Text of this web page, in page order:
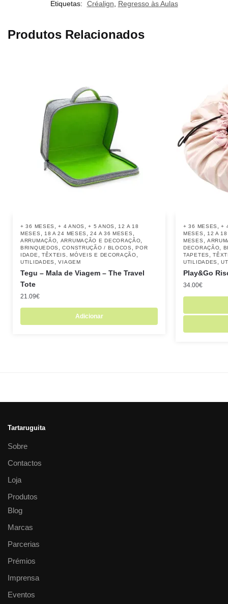
Etiquetas: Créalign Regresso às Aulas
Produtos Relacionados
+ 36 MESES ,+ 4 ANOS ,+ 5 ANOS
12 A 18
MESES
18 A 24 MESES ,24 A 36 MESES
ARRUMAÇÃO ARRUMAÇÃO E DECORAÇÃO
BRINQUEDOS ,CONSTRUÇÃO / BLOCOS ,POR
IDADE
TÊXTEIS, MÓVEIS E DECORAÇÃO
UTILIDADES ,VIAGEM
Tegu – Mala de Viagem – The Travel
Tote
21.09€
Adicionar
+ 36 MESES ,+
MESES
12 A
MESES
DECORAÇÃO
TAPETES
,
UTILIDADES
,
Play&Go
34.00€
Tartaruguita
Sobre
Contactos
Loja
Produtos
Blog
Marcas
Parcerias
Prémios
Imprensa
Eventos